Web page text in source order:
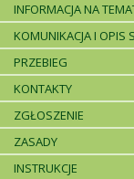
PRZEBIEG
KONTAKTY
ZGŁOSZENIE
ZASADY
INSTRUKCJE